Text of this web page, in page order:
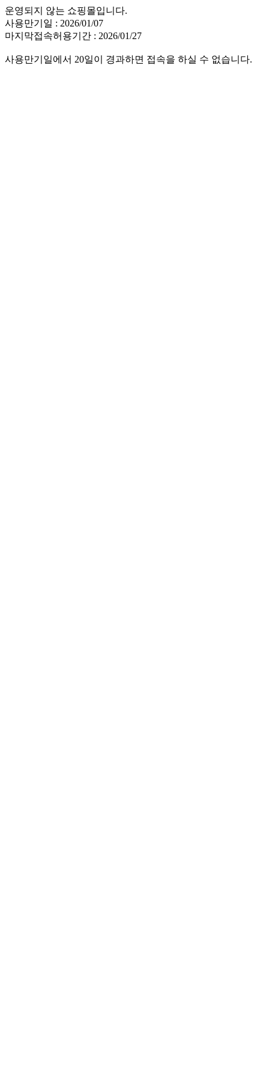
운영되지 않는 쇼핑몰입니다.
사용만기일 : 2026/01/07
마지막접속허용기간 : 2026/01/27
사용만기일에서 20일이 경과하면 접속을 하실 수 없습니다.